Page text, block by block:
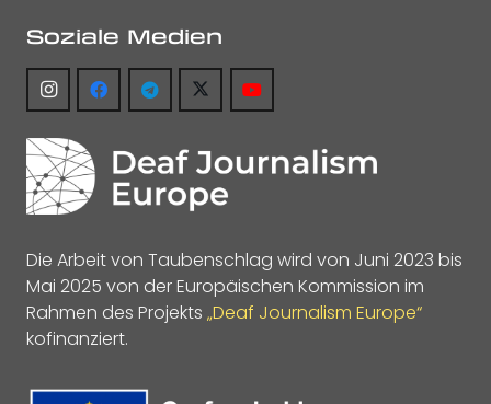
Soziale Medien
Die Arbeit von Taubenschlag wird von Juni 2023 bis
Mai 2025 von der Europäischen Kommission im
Rahmen des Projekts „Deaf Journalism Europe“
kofinanziert.